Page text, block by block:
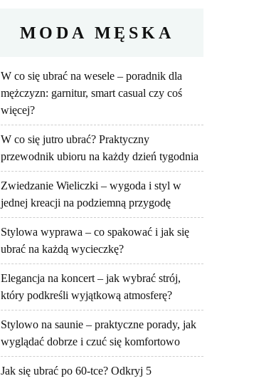
MODA MĘSKA
W co się ubrać na wesele – poradnik dla
mężczyzn: garnitur, smart casual czy coś
więcej?
W co się jutro ubrać? Praktyczny
przewodnik ubioru na każdy dzień tygodnia
Zwiedzanie Wieliczki – wygoda i styl w
jednej kreacji na podziemną przygodę
Stylowa wyprawa – co spakować i jak się
ubrać na każdą wycieczkę?
Elegancja na koncert – jak wybrać strój,
który podkreśli wyjątkową atmosferę?
Stylowo na saunie – praktyczne porady, jak
wyglądać dobrze i czuć się komfortowo
Jak się ubrać po 60-tce? Odkryj 5